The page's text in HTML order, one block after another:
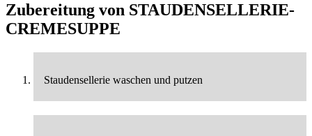
Zubereitung von STAUDENSELLERIE-
CREMESUPPE
Staudensellerie waschen und putzen